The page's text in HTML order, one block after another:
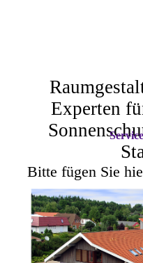
Experten
Bitte fügen Sie